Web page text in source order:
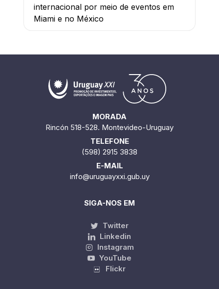
internacional por meio de eventos em
Miami e no México
MORADA
Rincón 518-528. Montevideo-Uruguay
TELEFONE
(598) 2915 3838
E-MAIL
info@uruguayxxi.gub.uy
SIGA-NOS EM
Twitter
Linkedin
Instagram
YouTube
Flickr